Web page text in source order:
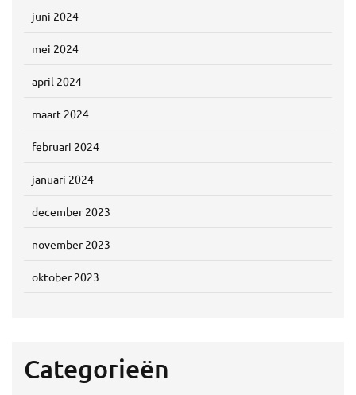
juni 2024
mei 2024
april 2024
maart 2024
februari 2024
januari 2024
december 2023
november 2023
oktober 2023
Categorieën